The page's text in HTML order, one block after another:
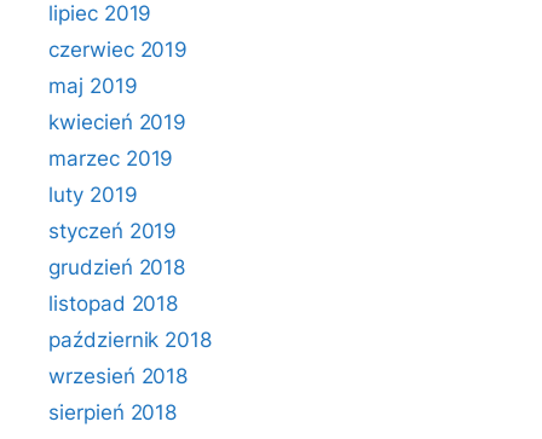
lipiec 2019
czerwiec 2019
maj 2019
kwiecień 2019
marzec 2019
luty 2019
styczeń 2019
grudzień 2018
listopad 2018
październik 2018
wrzesień 2018
sierpień 2018